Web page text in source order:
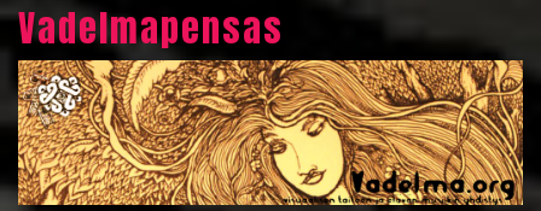
Vadelmapensas